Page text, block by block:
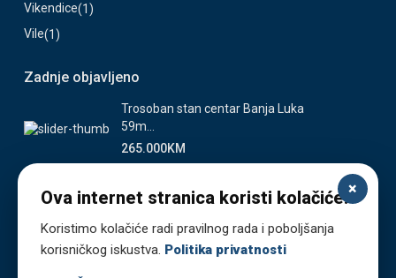
Vikendice(1)
Vile(1)
Zadnje objavljeno
Trosoban stan centar Banja Luka
59m...
265.000KM
145 m...
-1KM
Plac 500 m² na prodaju –
×
Ova internet stranica koristi kolačiće.
Koristimo kolačiće radi pravilnog rada i poboljšanja
korisničkog iskustva. Politika privatnosti